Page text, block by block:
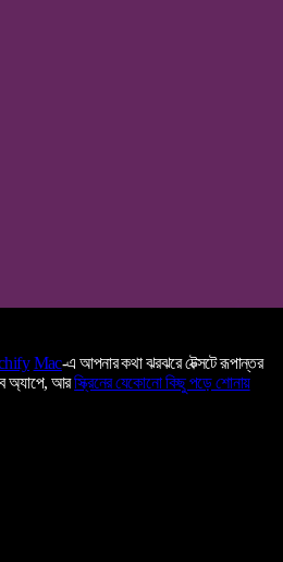
Mac-এ আপনার কথা ঝরঝরে টেক্সটে রূপান্তর
অ্যাপে, আরস্ক্রিনের যেকোনো কিছু পড়ে শোনায়